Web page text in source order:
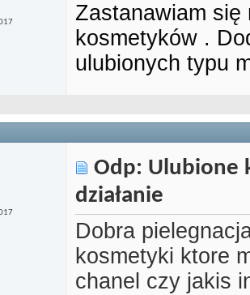
Zastanawiam się
kosmetyków .
ulubionych typu
Odp: Ulubione
działanie
Dobra
kosmetyki ktore
chanel czy jakis